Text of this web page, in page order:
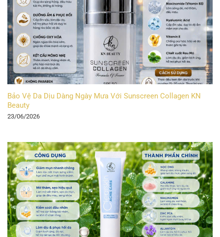
Bảo Vệ Da Dịu Dàng Ngày Mưa Với Sunscreen Collagen KN
Beauty
23/06/2026